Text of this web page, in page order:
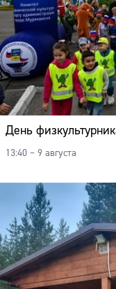
День
13:40 – 9 августа